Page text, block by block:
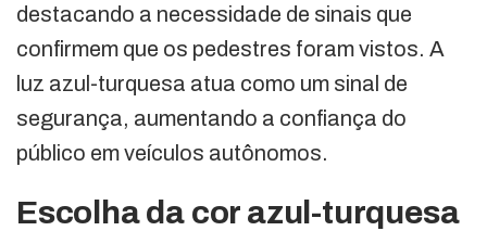
destacando a necessidade de sinais que
confirmem que os pedestres foram vistos. A
luz azul-turquesa atua como um sinal de
segurança, aumentando a confiança do
público em veículos autônomos.
Escolha da cor azul-turquesa